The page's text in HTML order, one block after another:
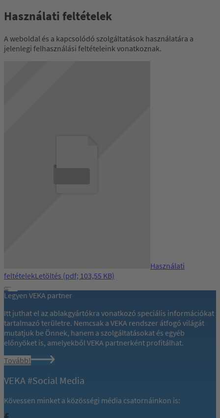
Használati feltételek
A weboldal és a kapcsolódó szolgáltatások használatára a
jelenlegi felhasználási feltételeink vonatkoznak.
Használati
feltételekLetöltés (pdf; 103,55 KB)
Legyen VEKA partner
Itt juthat el az ablakgyártókra vonatkozó speciális információkat
tartalmazó területre. Nemcsak a VEKA rendszer átfogó világát
mutatjuk be Önnek, hanem a szolgáltatásokat és egyéb
előnyöket is, amelyekből VEKA partnerként profitálhat.
Tovább!
VEKA #Social Media
Kövessen minket a közösségi média csatornáinkon is: